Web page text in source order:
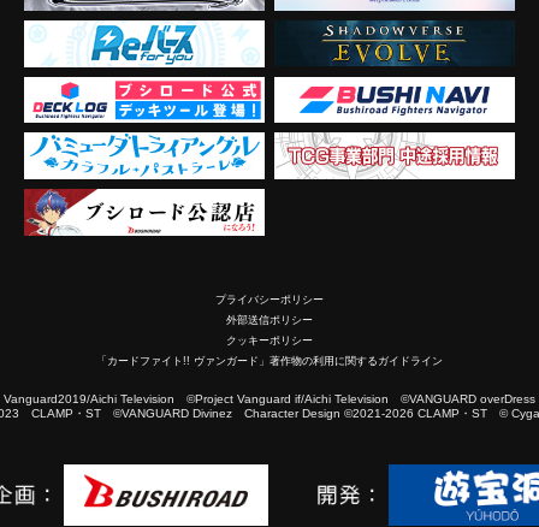
プライバシーポリシー
外部送信ポリシー
クッキーポリシー
「カードファイト!! ヴァンガード」著作物の利用に関するガイドライン
Aichi Television ©Project Vanguard if/Aichi Television ©VANGUARD
CLAMP・ST ©VANGUARD Divinez Character Design ©2021-2026 CLAMP・ST ©